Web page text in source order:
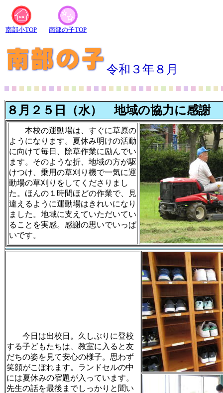
南部小TOP 南部の子TOP
令和３年８月
８月２５日（水） 地域の協力に感謝
本校の運動場は、すぐに草原の
ようになります。夏休み明けの活動
に向けて毎日、除草作業に励んでい
ます。そのような折、地域の方が駆
けつけ、乗用の草刈り機で一気に運
動場の草刈りをしてくださりまし
た。ほんの１時間ほどの作業で、見
違えるように運動場はきれいになり
ました。地域に支えていただいてい
ることを実感。感謝の思いでいっぱ
いです。
今日は出校日。久しぶりに登校
する子どもたちは、教室に入ると友
だちの姿を見て安心の様子。思わず
笑顔がこぼれます。ランドセルの中
には夏休みの宿題が入っています。
先生の話を最後までしっかりと聞い